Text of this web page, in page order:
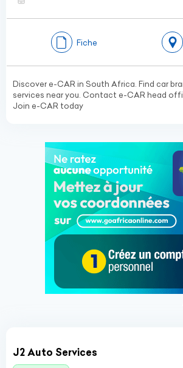
Fiche
Discover e-CAR in South Africa. Find car
services near you. Contact e-CAR head
Join e-CAR today
J2 Auto Services